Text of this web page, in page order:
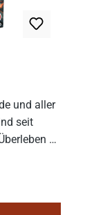
und aller
seit
zu